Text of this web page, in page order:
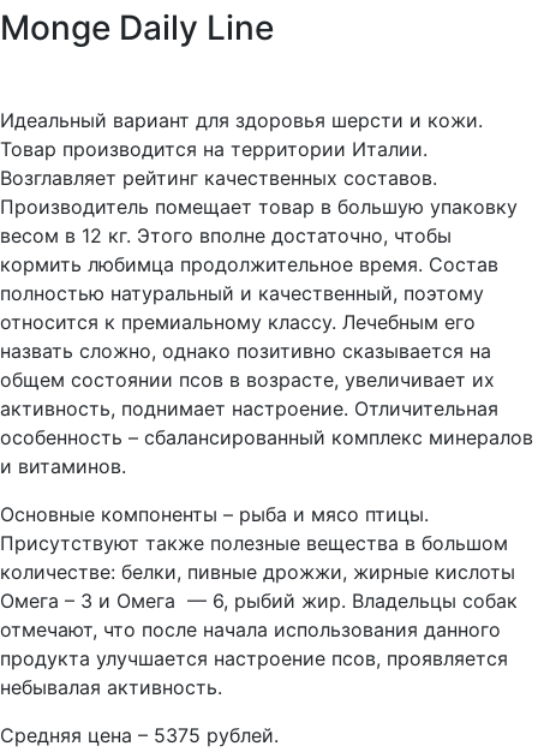
Monge Daily Line
Идеальный вариант для здоровья шерсти и кожи.
Товар производится на территории Италии.
Возглавляет рейтинг качественных составов.
Производитель помещает товар в большую упаковку
весом в 12 кг. Этого вполне достаточно, чтобы
кормить любимца продолжительное время. Состав
полностью натуральный и качественный, поэтому
относится к премиальному классу. Лечебным его
назвать сложно, однако позитивно сказывается на
общем состоянии псов в возрасте, увеличивает их
активность, поднимает настроение. Отличительная
особенность – сбалансированный комплекс минералов
и витаминов.
Основные компоненты – рыба и мясо птицы.
Присутствуют также полезные вещества в большом
количестве: белки, пивные дрожжи, жирные кислоты
Омега – 3 и Омега — 6, рыбий жир. Владельцы собак
отмечают, что после начала использования данного
продукта улучшается настроение псов, проявляется
небывалая активность.
Средняя цена – 5375 рублей.